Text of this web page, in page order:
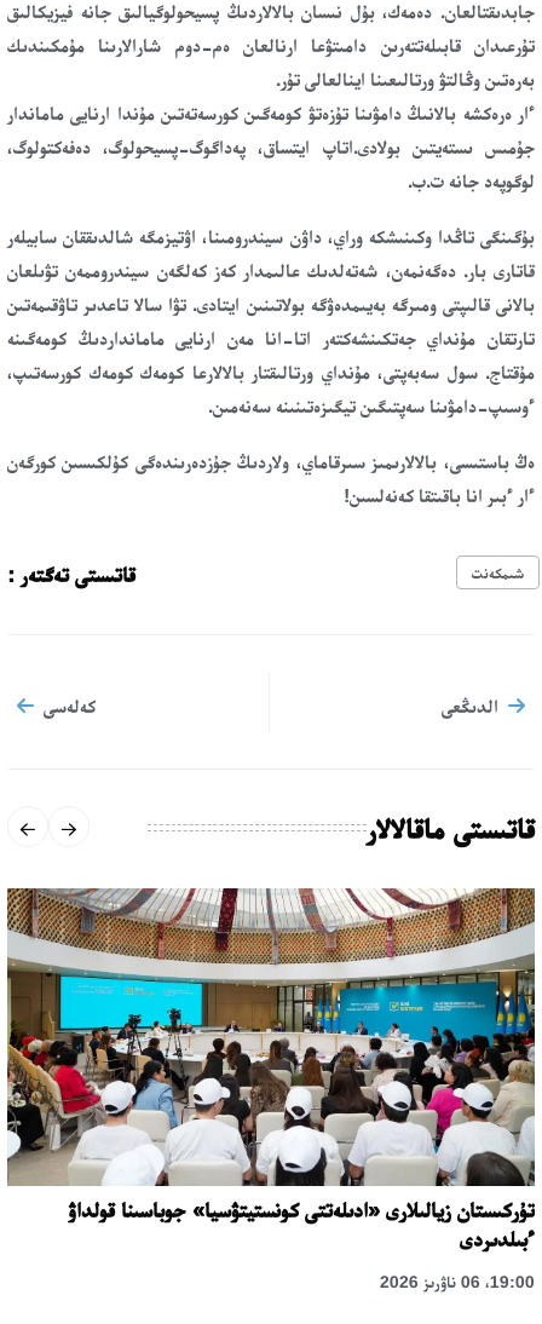
جابدىقتالعان. دەمەك، بۇل نىسان بالالاردىڭ پسيحولوگيالىق جانە فيزيكالىق
تۇرعىدان قابىلەتتەرىن دامىتۋعا ارنالعان ەم-دوم شارالارىنا مۇمكىندىك
بەرەتىن وڭالتۋ ورتالىعىنا اينالعالى تۇر.
ءار ەرەكشە بالانىڭ دامۋىنا تۇزەتۋ كومەگىن كورسەتەتىن مۇندا ارنايى ماماندار
جۇمىس ىستەيتىن بولادى.اتاپ ايتساق، پەداگوگ-پسيحولوگ، دەفەكتولوگ،
لوگوپەد جانە ت.ب.
بۇگىنگى تاڭدا وكىنىشكە وراي، داۋن سيندرومىنا، اۋتيزمگە شالدىققان سابيلەر
قاتارى بار. دەگەنمەن، شەتەلدىك عالىمدار كەز كەلگەن سيندروممەن تۋىلعان
بالانى قالىپتى ومىرگە بەيىمدەۋگە بولاتىنىن ايتادى. تۋا سالا تاعدىر تاۋقىمەتىن
تارتقان مۇنداي جەتكىنشەكتەر اتا-انا مەن ارنايى مامانداردىڭ كومەگىنە
مۇقتاج. سول سەبەپتى، مۇنداي ورتالىقتار بالالارعا كومەك كومەك كورسەتىپ،
ءوسىپ-دامۋىنا سەپتىگىن تيگىزەتىنىنە سەنەمىن.
ەڭ باستىسى، بالالارىمىز سىرقاماي، ولاردىڭ جۇزدەرىندەگى كۇلكىسىن كورگەن
ءار ءبىر انا باقىتقا كەنەلسىن!
قاتىستى تەگتەر : شىمكەنت
الدىڭعى كەلەسى
قاتىستى ماقالالار
تۇركىستان زيالىلارى «ادىلەتتى كونستيتۋسيا» جوباسىنا قولداۋ
ءبىلدىردى
19:00، 06 ناۋرىز 2026